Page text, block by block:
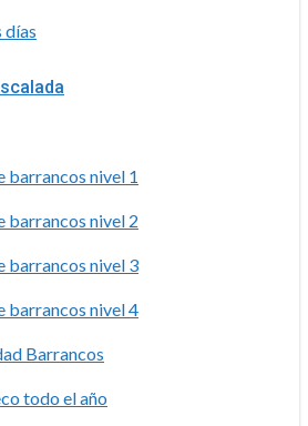
días
barrancos nivel 1
barrancos nivel 2
barrancos nivel 3
barrancos nivel 4
Barrancos
todo el año